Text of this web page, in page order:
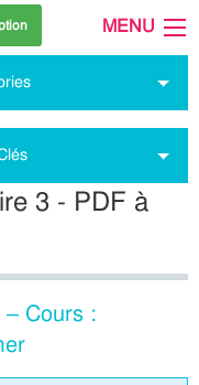
MENU
3 - PDF à
– Cours :